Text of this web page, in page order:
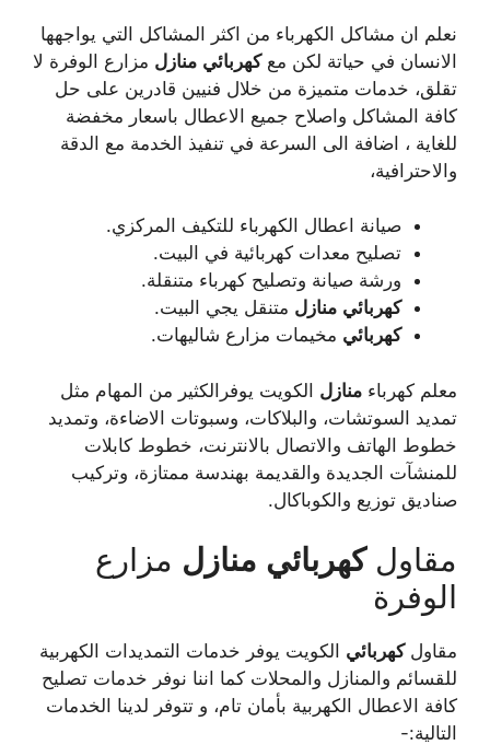
نعلم ان مشاكل الكهرباء من اكثر المشاكل التي يواجهها
الانسان في حياتة لكن معكهربائي منازل مزارع الوفرة لا
تقلق، خدمات متميزة من خلال فنيين قادرين على حل
كافة المشاكل واصلاح جميع الاعطال باسعار مخفضة
للغاية ، اضافة الى السرعة في تنفيذ الخدمة مع الدقة
والاحترافية،
صيانة اعطال الكهرباء للتكيف المركزي.
تصليح معدات كهربائية في البيت.
ورشة صيانة وتصليح كهرباء متنقلة.
كهربائي منازل متنقل يجي البيت.
كهربائي مخيمات مزارع شاليهات.
معلم كهرباء منازل الكويت يوفرالكثير من المهام مثل
تمديد السوتشات، والبلاكات، وسبوتات الاضاءة، وتمديد
خطوط الهاتف والاتصال بالانترنت، خطوط كابلات
للمنشآت الجديدة والقديمة بهندسة ممتازة، وتركيب
صناديق توزيع والكوباكال.
مقاولكهربائي منازل مزارع
الوفرة
مقاولكهربائي الكويت يوفر خدمات التمديدات الكهربية
للقسائم والمنازل والمحلات كما اننا نوفر خدمات تصليح
كافة الاعطال الكهربية بأمان تام، و تتوفر لدينا الخدمات
التالية:-